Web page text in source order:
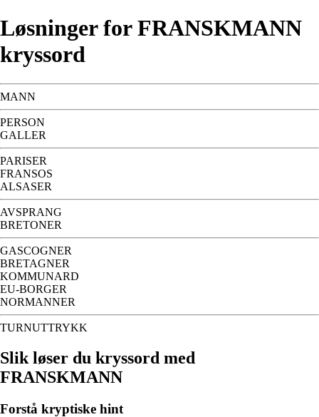
Løsninger for FRANSKMANN
kryssord
MANN
PERSON
GALLER
PARISER
FRANSOS
ALSASER
AVSPRANG
BRETONER
GASCOGNER
BRETAGNER
KOMMUNARD
EU-BORGER
NORMANNER
TURNUTTRYKK
Slik løser du kryssord med
FRANSKMANN
Forstå kryptiske hint